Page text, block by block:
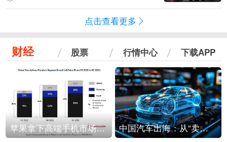
点击查看更多
财经 股票 行情中心 下载APP
苹果拿下高端手机市场65%的份额：iPhone 17系列功不可没 中国汽车出海：从“卖出去”到“走进去”